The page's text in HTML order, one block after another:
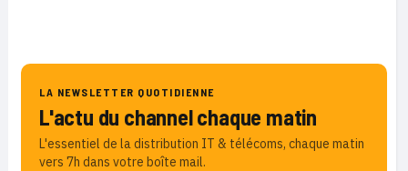
LA NEWSLETTER QUOTIDIENNE
L'actu du channel chaque matin
L'essentiel de la distribution IT & télécoms, chaque matin
vers 7h dans votre boîte mail.